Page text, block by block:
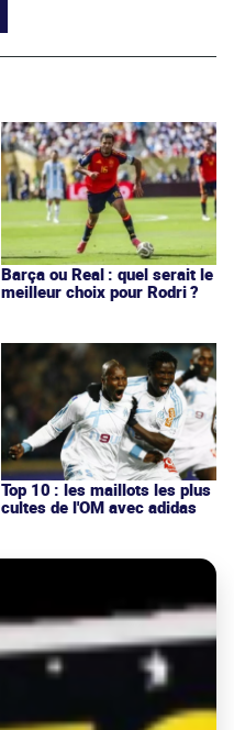
Barça ou Real : quel serait le
meilleur choix pour Rodri ?
Top 10 : les maillots les plus
cultes de l'OM avec adidas